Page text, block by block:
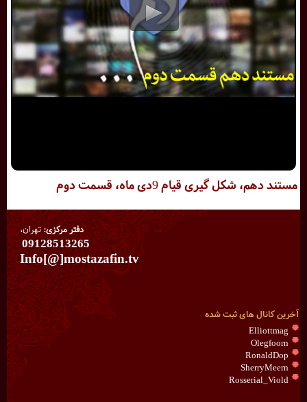
مستند دهم، شکل گیری قیام 9دی ماه، قسمت دوم
دفتر مرکزی:تهران،
09128513265
Info[@]mostazafin.tv
آخرین کانال های ثبت شده
Elliottmag
Olegfoorn
RonaldDop
SherryMeern
Rosserial_Viold